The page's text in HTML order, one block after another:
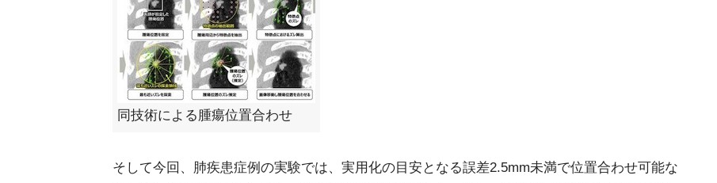
同技術による腫瘍位置合わせ
そして今回、肺疾患症例の実験では、実用化の目安となる誤差2.5mm未満で位置合わせ可能な